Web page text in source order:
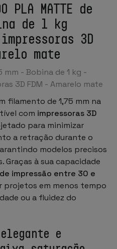
PLA MATTE de
de 1 kg
3D
mate
mm - Bobina de 1 kg -
3D FDM - Amarelo mate
filamento de 1,75 mm na
com impressoras 3D
para minimizar
a retração durante o
modelos precisos
Graças à sua capacidade
impressão entre 30 e
projetos em menos tempo
ou a fluidez do
elegante e